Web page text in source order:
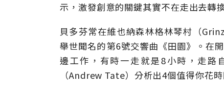
示，激發創意的關鍵其實不在走出去轉
貝多芬常在維也納森林格林琴村（
舉世聞名的第6號交響曲《田園》。在
邊工作，有時一走就是8小時，走路
（Andrew Tate）分析出4個值得你花